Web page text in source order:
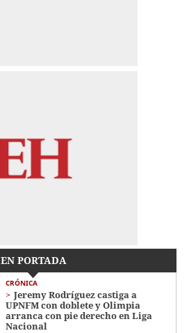
EN PORTADA
CRÓNICA
Jeremy Rodríguez castiga a
UPNFM con doblete y Olimpia
arranca con pie derecho en Liga
Nacional